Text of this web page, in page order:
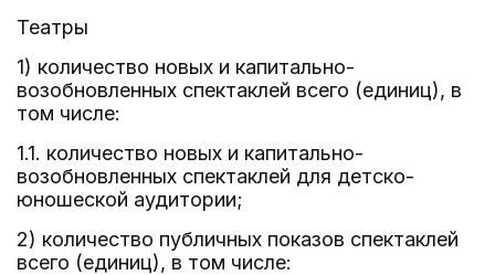
Театры
1) количество новых и капитально-
возобновленных спектаклей всего (единиц), в
том числе:
1.1. количество новых и капитально-
возобновленных спектаклей для детско-
юношеской аудитории;
2) количество публичных показов спектаклей
всего (единиц), в том числе: